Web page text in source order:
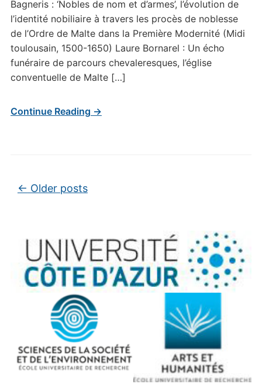
Bagneris : ‘Nobles de nom et d’armes’, l’évolution de
l’identité nobiliaire à travers les procès de noblesse
de l’Ordre de Malte dans la Première Modernité (Midi
toulousain, 1500-1650) Laure Bornarel : Un écho
funéraire de parcours chevaleresques, l’église
conventuelle de Malte […]
Continue Reading →
Post navigation
← Older posts